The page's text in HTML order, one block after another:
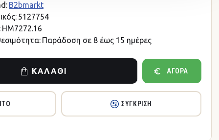
B2bmarkt
5127754
HM7272.16
Παράδοση σε 8 έως 15 ημέρες
ΚΑΛΆΘΙ ΑΓΟΡΆ
ΣΎΓΚΡΙΣΗ